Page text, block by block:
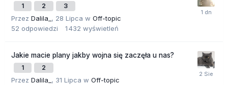
1 2 3
Przez Dalila_ , 28 Lipca w Off-topic
52 odpowiedzi 1 432 wyświetleń
Jakie macie plany jakby wojna się zaczęła u nas?
1 2
Przez Dalila_ , 31 Lipca w Off-topic